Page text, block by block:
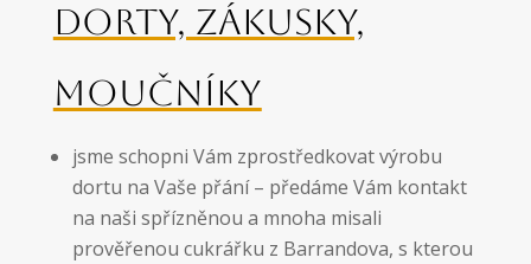
DORTY, ZÁKUSKY,
MOUČNÍKY
jsme schopni Vám zprostředkovat výrobu
dortu na Vaše přání – předáme Vám kontakt
na naši spřízněnou a mnoha misali
prověřenou cukrářku z Barrandova, s kterou